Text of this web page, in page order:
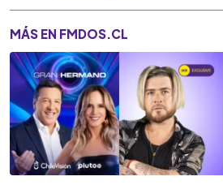
MÁS EN FMDOS.CL